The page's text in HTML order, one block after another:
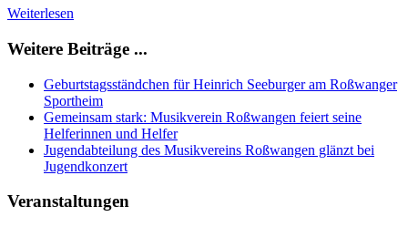
Weiterlesen
Weitere Beiträge ...
Geburtstagsständchen für Heinrich Seeburger am Roßwanger
Sportheim
Gemeinsam stark: Musikverein Roßwangen feiert seine
Helferinnen und Helfer
Jugendabteilung des Musikvereins Roßwangen glänzt bei
Jugendkonzert
Veranstaltungen